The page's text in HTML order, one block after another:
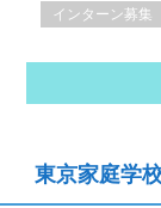
インターン募集
東京家庭学